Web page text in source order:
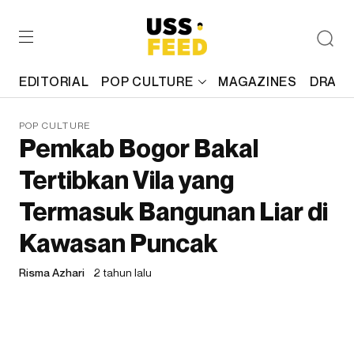
EDITORIAL POP CULTURE MAGAZINES
POP CULTURE
Pemkab Bogor Bakal
Tertibkan Vila yang
Termasuk Bangunan Liar di
Kawasan Puncak
Risma Azhari 2 tahun lalu